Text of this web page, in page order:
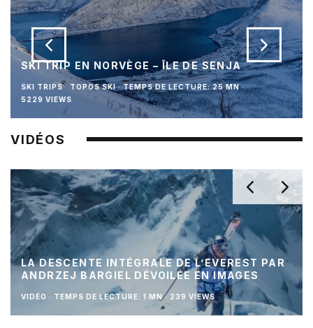
SKI TRIP EN NORVÈGE – ÎLE DE SENJA
SKI TRIPS TOPOS SKI · TEMPS DE LECTURE: 25 MN ·
5229 VIEWS
VIDÉOS
LA DESCENTE INTÉGRALE DE L’EVEREST PAR
ANDRZEJ BARGIEL DÉVOILÉE EN IMAGES
VIDÉO · TEMPS DE LECTURE: 1 MN · 239 VIEWS